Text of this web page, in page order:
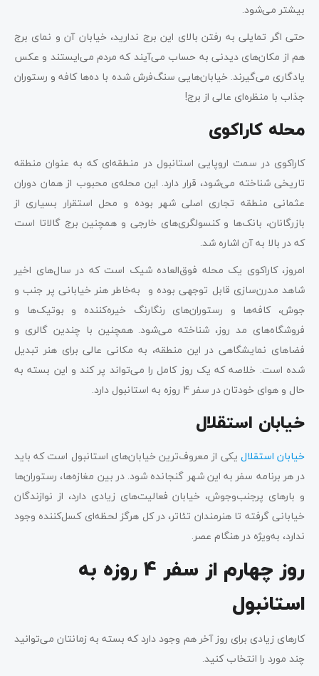
بیشتر می‌شود.
حتی اگر تمایلی به رفتن بالای این برج ندارید، خیابان آن و نمای برج
هم از مکان‌های دیدنی به حساب می‌آیند که مردم می‌ایستند و عکس
یادگاری می‌گیرند. خیابان‌هایی سنگ‌فرش شده با ده‌ها کافه و رستوران
جذاب با منظره‌ای عالی از برج!
محله کاراکوی
کاراکوی در سمت اروپایی استانبول در منطقه‌ای که به عنوان منطقه
تاریخی شناخته می‌شود، قرار دارد. این محله‌ی محبوب از همان دوران
عثمانی منطقه تجاری اصلی شهر بوده و محل استقرار بسیاری از
بازرگانان، بانک‌ها و کنسولگری‌های خارجی و همچنین برج گالاتا است
که در بالا به آن اشاره شد.
امروز، کاراکوی یک محله فوق‌العاده شیک است که در سال‌های اخیر
شاهد مدرن‌سازی قابل توجهی بوده و به‌خاطر هنر خیابانی پر جنب و
جوش، کافه‌ها و رستوران‌های رنگارنگ خیره‌کننده و بوتیک‌ها و
فروشگاه‌های مد روز، شناخته می‌شود. همچنین با چندین گالری و
فضاهای نمایشگاهی در این منطقه، به مکانی عالی برای هنر تبدیل
شده است. خلاصه که یک روز کامل را می‌تواند پر کند و این بسته به
حال و هوای خودتان در سفر 4 روزه به استانبول دارد.
خیابان استقلال
خیابان استقلال یکی از معروف‌ترین خیابان‌های استانبول است که باید
در هر برنامه سفر به این شهر گنجانده شود. در بین مغازه‌ها، رستوران‌ها
و بارهای پرجنب‌وجوش، خیابان فعالیت‌های زیادی دارد، از نوازندگان
خیابانی گرفته تا هنرمندان تئاتر، در کل هرگز لحظه‌ای کسل‌کننده وجود
ندارد، به‌ویژه در هنگام عصر.
روز چهارم از سفر 4 روزه به
استانبول
کارهای زیادی برای روز آخر هم وجود دارد که بسته به زمانتان می‌توانید
چند مورد را انتخاب کنید.